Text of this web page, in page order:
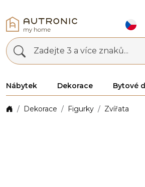
Zadejte 3 a více znaků...
Nábytek Dekorace Bytové
Dekorace Figurky Zvířata